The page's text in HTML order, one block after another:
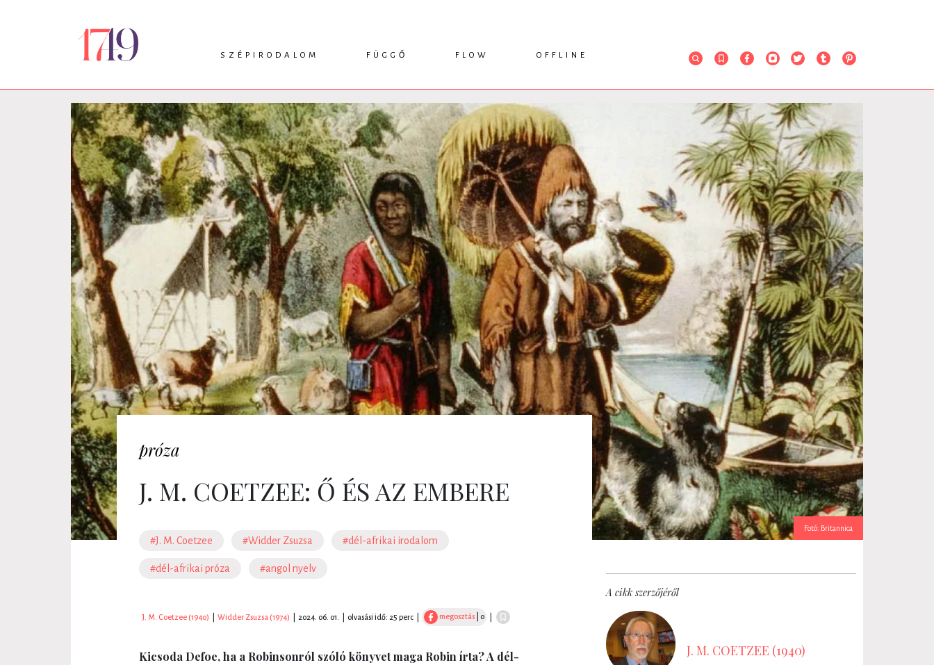
SZÉPIRODALOM
VERS
DRÁMA
FÜGGŐ
KRITIKA
PODCAST
FLOW
INTERJÚ
IKSZEK
TOPLISTA
OFFLINE
RENDEZVÉNYEK
Fotó: Britannica
próza
J. M. COETZEE: Ő ÉS AZ EMBERE
#J. M. Coetzee #Widder Zsuzsa #dél-afrikai irodalom
#dél-afrikai próza #angol nyelv
J. M. Coetzee (1940) Widder Zsuzsa (1974) 2024. 06. 01. olvasási idő: 25 perc megosztás | 0
Kicsoda Defoe, ha a Robinsonról szóló könyvet maga Robin írta? A dél-
A cikk szerzőjéről
J. M. COETZEE (1940)